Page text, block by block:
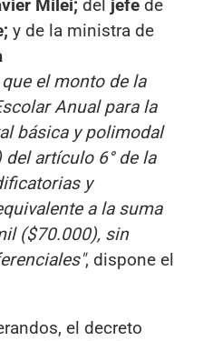
Milei; del jefe de
y de la ministra de
el monto de la
Anual para la
básica y polimodal
artículo 6° de la
y
a la suma
($70.000), sin
, dispone el
el decreto